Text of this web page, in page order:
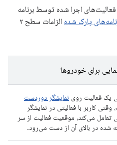
اجرا شده توسط برنامه
پارک شده
الزامات سطح ۲
برای خودروها
یک فعالیت روی نمایشگر دوردست
وقتی کاربر با فعالیتی در نمایشگر
تعامل می‌کند، موقعیت فعالیت از سر
شده در بالای آن از دست می‌رود.